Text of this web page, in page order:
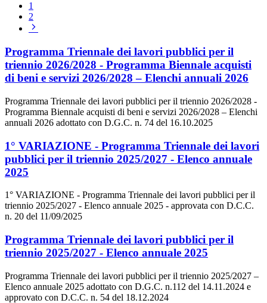
1
2
Programma Triennale dei lavori pubblici per il
triennio 2026/2028 - Programma Biennale acquisti
di beni e servizi 2026/2028 – Elenchi annuali 2026
Programma Triennale dei lavori pubblici per il triennio 2026/2028 -
Programma Biennale acquisti di beni e servizi 2026/2028 – Elenchi
annuali 2026 adottato con D.G.C. n. 74 del 16.10.2025
1° VARIAZIONE - Programma Triennale dei lavori
pubblici per il triennio 2025/2027 - Elenco annuale
2025
1° VARIAZIONE - Programma Triennale dei lavori pubblici per il
triennio 2025/2027 - Elenco annuale 2025 - approvata con D.C.C.
n. 20 del 11/09/2025
Programma Triennale dei lavori pubblici per il
triennio 2025/2027 - Elenco annuale 2025
Programma Triennale dei lavori pubblici per il triennio 2025/2027 –
Elenco annuale 2025 adottato con D.G.C. n.112 del 14.11.2024 e
approvato con D.C.C. n. 54 del 18.12.2024